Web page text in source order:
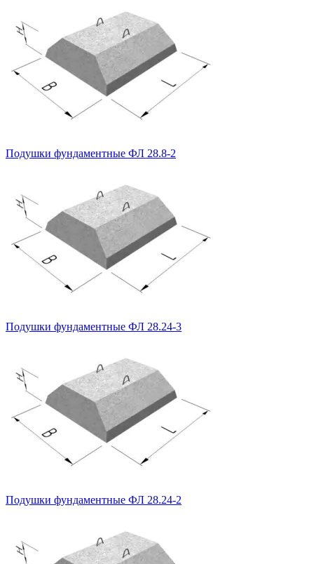
Подушки фундаментные ФЛ 28.8-2
Подушки фундаментные ФЛ 28.24-3
Подушки фундаментные ФЛ 28.24-2